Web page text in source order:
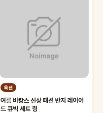
옥션
여름 바캉스 신상 패션 반지 레이어
드 큐빅 세트 링